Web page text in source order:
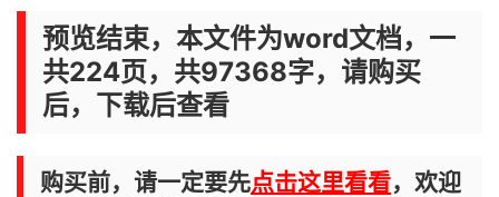
预览结束，本文件为word文档，一
共224页，共97368字，请购买
后，下载后查看
购买前，请一定要先点击这里看看，欢迎